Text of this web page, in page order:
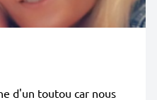
d'un toutou car nous